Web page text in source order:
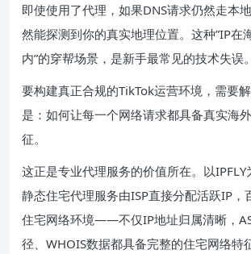
即使使用了代理，如果DNS请求仍然走本
然能探测到你的真实地理位置。这种”IP在
内”的穿帮场景，是新手最常见的技术失误。
要构建真正合规的TikTok运营环境，需要
是：如何让每一个网络请求都具备真实海
征。
这正是专业代理服务的价值所在。以IPFLY
静态住宅代理服务由ISP直接分配活跃IP，
住宅网络环境——不仅IP地址归属清晰，
径、WHOIS数据都具备完整的住宅网络特